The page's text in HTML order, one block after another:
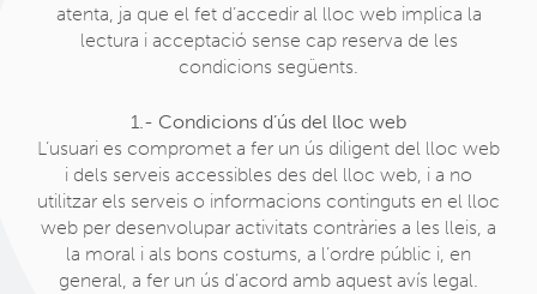
n
atenta, ja que el fet d’accedir al lloc web implica la
lectura i acceptació sense cap reserva de les
condicions següents.
1.- Condicions d’ús del lloc web
L’usuari es compromet a fer un ús diligent del lloc web
i dels serveis accessibles des del lloc web, i a no
utilitzar els serveis o informacions continguts en el lloc
web per desenvolupar activitats contràries a les lleis, a
la moral i als bons costums, a l’ordre públic i, en
general, a fer un ús d’acord amb aquest avís legal.